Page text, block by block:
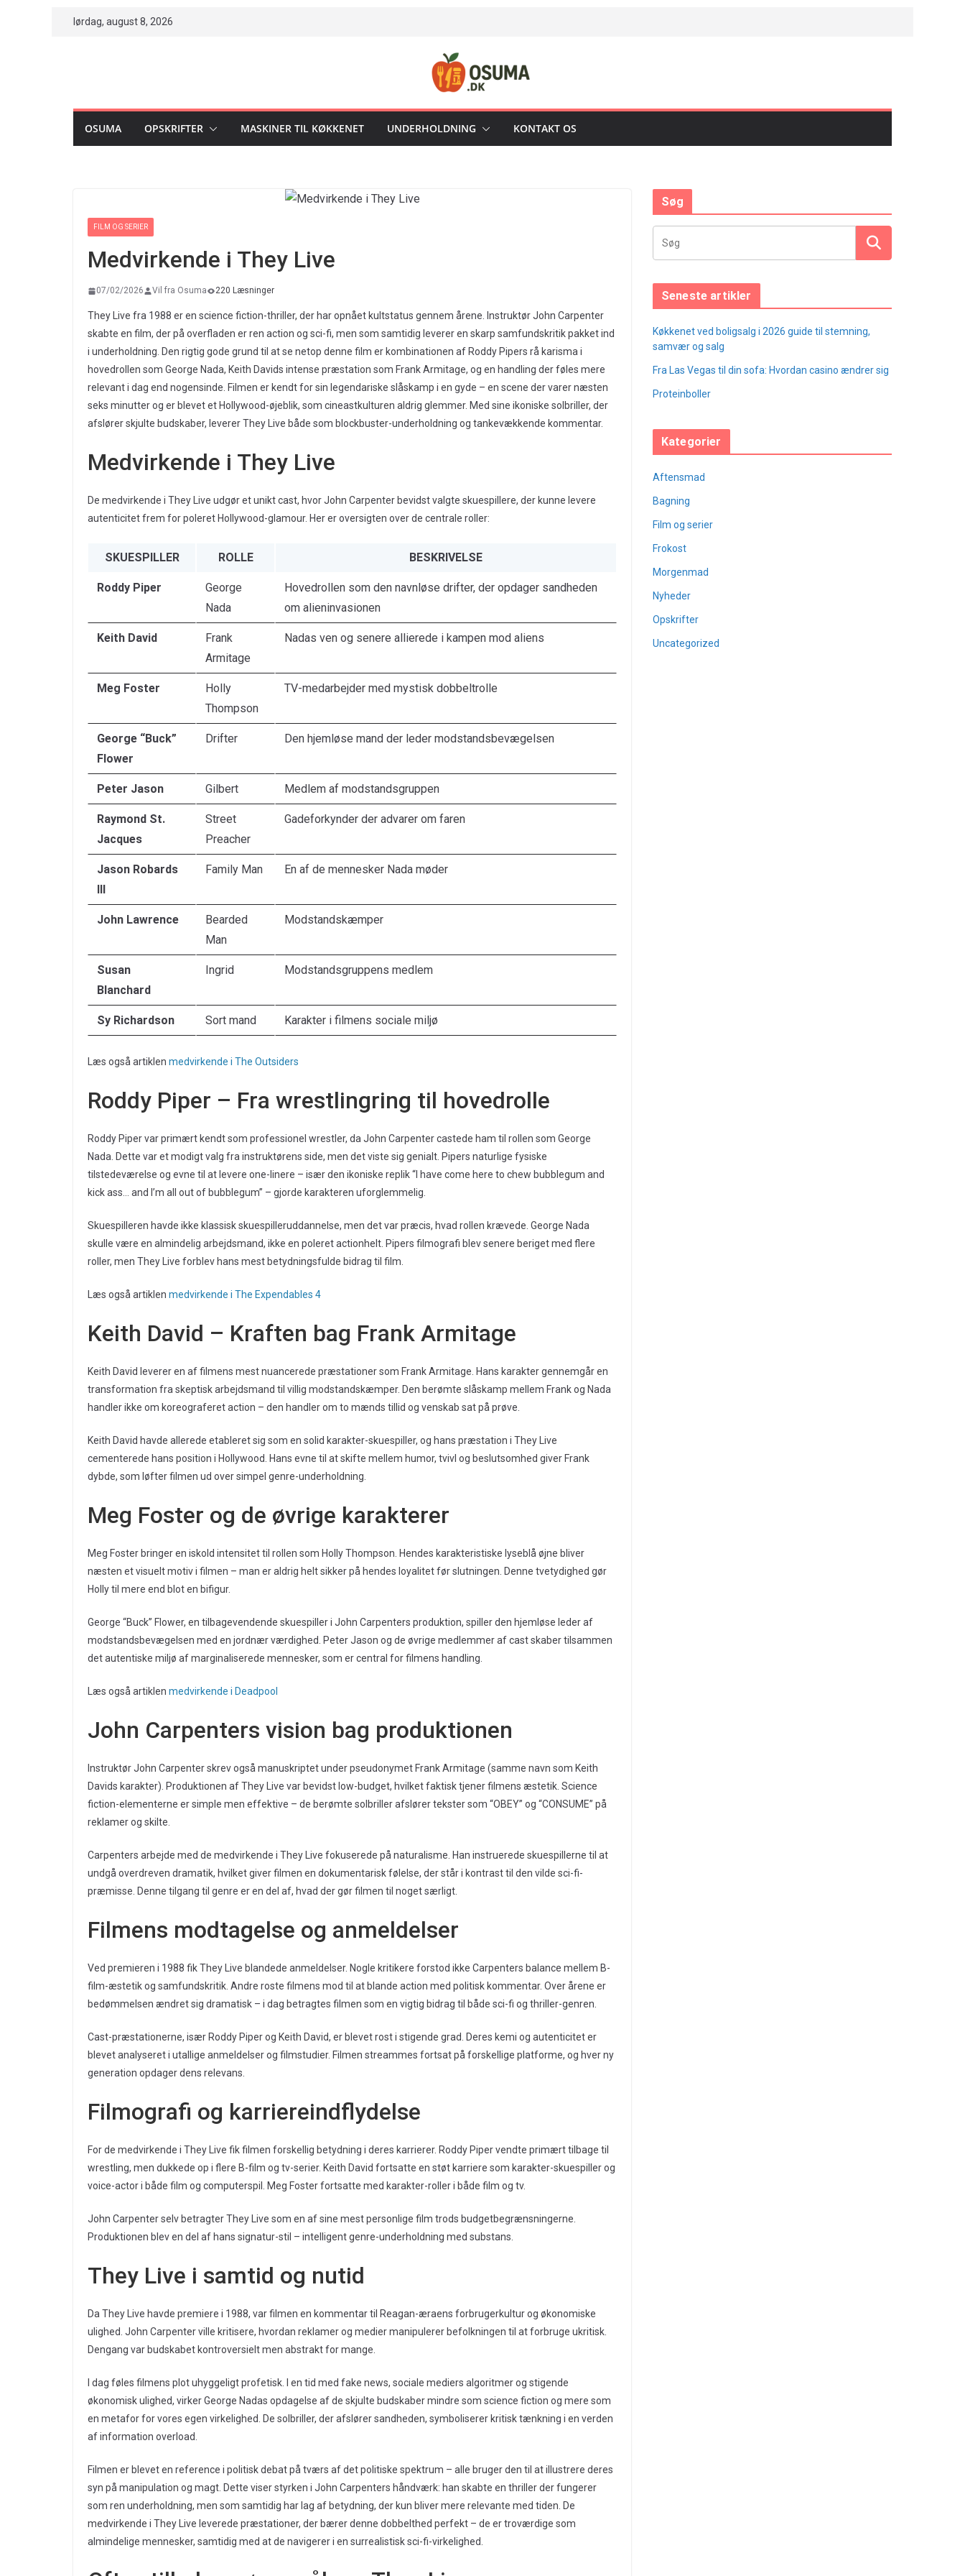
lørdag, august 8, 2026
OSUMA OPSKRIFTER MASKINER TIL KØKKENET UNDERHOLDNING KONTAKT OS
FILM OG SERIER
Medvirkende i They Live
07/02/2026 Vil fra Osuma 220 Læsninger
They Live fra 1988 er en science fiction-thriller, der har opnået kultstatus gennem årene. Instruktør John Carpenter
skabte en film, der på overfladen er ren action og sci-fi, men som samtidig leverer en skarp samfundskritik pakket ind
i underholdning. Den rigtig gode grund til at se netop denne film er kombinationen af Roddy Pipers rå karisma i
hovedrollen som George Nada, Keith Davids intense præstation som Frank Armitage, og en handling der føles mere
relevant i dag end nogensinde. Filmen er kendt for sin legendariske slåskamp i en gyde – en scene der varer næsten
seks minutter og er blevet et Hollywood-øjeblik, som cineastkulturen aldrig glemmer. Med sine ikoniske solbriller, der
afslører skjulte budskaber, leverer They Live både som blockbuster-underholdning og tankevækkende kommentar.
Medvirkende i They Live
De medvirkende i They Live udgør et unikt cast, hvor John Carpenter bevidst valgte skuespillere, der kunne levere
autenticitet frem for poleret Hollywood-glamour. Her er oversigten over de centrale roller:
SKUESPILLER ROLLE BESKRIVELSE
Roddy Piper
George
Nada
Hovedrollen som den navnløse drifter, der opdager sandheden
om alieninvasionen
Keith David
Frank
Armitage
Nadas ven og senere allierede i kampen mod aliens
Meg Foster
Holly
Thompson
TV-medarbejder med mystisk dobbeltrolle
George “Buck”
Flower
Drifter Den hjemløse mand der leder modstandsbevægelsen
Peter Jason Gilbert Medlem af modstandsgruppen
Raymond St.
Jacques
Street
Preacher
Gadeforkynder der advarer om faren
Jason Robards
III
Family Man En af de mennesker Nada møder
John Lawrence
Bearded
Man
Modstandskæmper
Susan
Blanchard
Ingrid Modstandsgruppens medlem
Sy Richardson Sort mand Karakter i filmens sociale miljø
Læs også artiklen medvirkende i The Outsiders
Roddy Piper – Fra wrestlingring til hovedrolle
Roddy Piper var primært kendt som professionel wrestler, da John Carpenter castede ham til rollen som George
Nada. Dette var et modigt valg fra instruktørens side, men det viste sig genialt. Pipers naturlige fysiske
tilstedeværelse og evne til at levere one-linere – især den ikoniske replik “I have come here to chew bubblegum and
kick ass… and I’m all out of bubblegum” – gjorde karakteren uforglemmelig.
Skuespilleren havde ikke klassisk skuespilleruddannelse, men det var præcis, hvad rollen krævede. George Nada
skulle være en almindelig arbejdsmand, ikke en poleret actionhelt. Pipers filmografi blev senere beriget med flere
roller, men They Live forblev hans mest betydningsfulde bidrag til film.
Læs også artiklen medvirkende i The Expendables 4
Keith David – Kraften bag Frank Armitage
Keith David leverer en af filmens mest nuancerede præstationer som Frank Armitage. Hans karakter gennemgår en
transformation fra skeptisk arbejdsmand til villig modstandskæmper. Den berømte slåskamp mellem Frank og Nada
handler ikke om koreograferet action – den handler om to mænds tillid og venskab sat på prøve.
Keith David havde allerede etableret sig som en solid karakter-skuespiller, og hans præstation i They Live
cementerede hans position i Hollywood. Hans evne til at skifte mellem humor, tvivl og beslutsomhed giver Frank
dybde, som løfter filmen ud over simpel genre-underholdning.
Meg Foster og de øvrige karakterer
Meg Foster bringer en iskold intensitet til rollen som Holly Thompson. Hendes karakteristiske lyseblå øjne bliver
næsten et visuelt motiv i filmen – man er aldrig helt sikker på hendes loyalitet før slutningen. Denne tvetydighed gør
Holly til mere end blot en bifigur.
George “Buck” Flower, en tilbagevendende skuespiller i John Carpenters produktion, spiller den hjemløse leder af
modstandsbevægelsen med en jordnær værdighed. Peter Jason og de øvrige medlemmer af cast skaber tilsammen
det autentiske miljø af marginaliserede mennesker, som er central for filmens handling.
Læs også artiklen medvirkende i Deadpool
John Carpenters vision bag produktionen
Instruktør John Carpenter skrev også manuskriptet under pseudonymet Frank Armitage (samme navn som Keith
Davids karakter). Produktionen af They Live var bevidst low-budget, hvilket faktisk tjener filmens æstetik. Science
fiction-elementerne er simple men effektive – de berømte solbriller afslører tekster som “OBEY” og “CONSUME” på
reklamer og skilte.
Carpenters arbejde med de medvirkende i They Live fokuserede på naturalisme. Han instruerede skuespillerne til at
undgå overdreven dramatik, hvilket giver filmen en dokumentarisk følelse, der står i kontrast til den vilde sci-fi-
præmisse. Denne tilgang til genre er en del af, hvad der gør filmen til noget særligt.
Filmens modtagelse og anmeldelser
Ved premieren i 1988 fik They Live blandede anmeldelser. Nogle kritikere forstod ikke Carpenters balance mellem B-
film-æstetik og samfundskritik. Andre roste filmens mod til at blande action med politisk kommentar. Over årene er
bedømmelsen ændret sig dramatisk – i dag betragtes filmen som en vigtig bidrag til både sci-fi og thriller-genren.
Cast-præstationerne, især Roddy Piper og Keith David, er blevet rost i stigende grad. Deres kemi og autenticitet er
blevet analyseret i utallige anmeldelser og filmstudier. Filmen streammes fortsat på forskellige platforme, og hver ny
generation opdager dens relevans.
Filmografi og karriereindflydelse
For de medvirkende i They Live fik filmen forskellig betydning i deres karrierer. Roddy Piper vendte primært tilbage til
wrestling, men dukkede op i flere B-film og tv-serier. Keith David fortsatte en støt karriere som karakter-skuespiller og
voice-actor i både film og computerspil. Meg Foster fortsatte med karakter-roller i både film og tv.
John Carpenter selv betragter They Live som en af sine mest personlige film trods budgetbegrænsningerne.
Produktionen blev en del af hans signatur-stil – intelligent genre-underholdning med substans.
They Live i samtid og nutid
Da They Live havde premiere i 1988, var filmen en kommentar til Reagan-æraens forbrugerkultur og økonomiske
ulighed. John Carpenter ville kritisere, hvordan reklamer og medier manipulerer befolkningen til at forbruge ukritisk.
Dengang var budskabet kontroversielt men abstrakt for mange.
I dag føles filmens plot uhyggeligt profetisk. I en tid med fake news, sociale mediers algoritmer og stigende
økonomisk ulighed, virker George Nadas opdagelse af de skjulte budskaber mindre som science fiction og mere som
en metafor for vores egen virkelighed. De solbriller, der afslører sandheden, symboliserer kritisk tænkning i en verden
af information overload.
Filmen er blevet en reference i politisk debat på tværs af det politiske spektrum – alle bruger den til at illustrere deres
syn på manipulation og magt. Dette viser styrken i John Carpenters håndværk: han skabte en thriller der fungerer
som ren underholdning, men som samtidig har lag af betydning, der kun bliver mere relevante med tiden. De
medvirkende i They Live leverede præstationer, der bærer denne dobbelthed perfekt – de er troværdige som
almindelige mennesker, samtidig med at de navigerer i en surrealistisk sci-fi-virkelighed.
Søg
Seneste artikler
Køkkenet ved boligsalg i 2026 guide til stemning,
samvær og salg
Fra Las Vegas til din sofa: Hvordan casino ændrer sig
Proteinboller
Kategorier
Aftensmad
Bagning
Film og serier
Frokost
Morgenmad
Nyheder
Opskrifter
Uncategorized